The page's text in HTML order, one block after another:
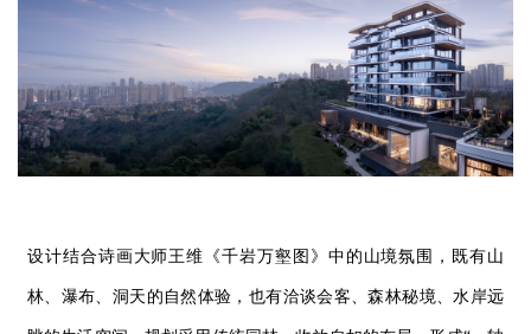
设计结合诗画大师王维《千岩万壑图》中的山境氛围， 既有山
林、瀑布、洞天的自然体验，也有洽谈会客、森林秘境、水岸远